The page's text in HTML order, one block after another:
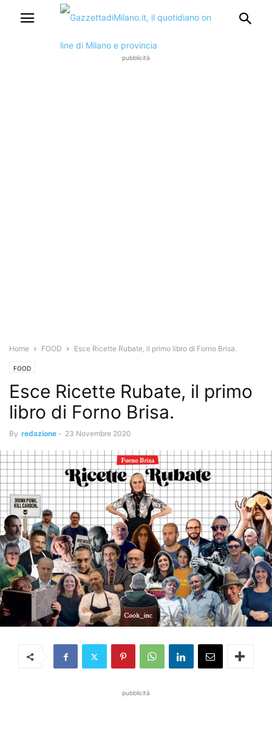
pubblicità
Home FOOD Esce Ricette Rubate, il primo libro di Forno Brisa.
FOOD
Esce Ricette Rubate, il primo
libro di Forno Brisa.
By redazione - 23 Novembre 2020
pubblicità